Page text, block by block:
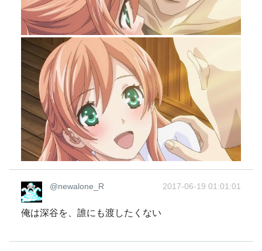
@newalone_R 2017-06-19 01:01:01
俺は深谷を、誰にも渡したくない